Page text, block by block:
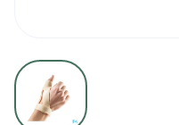
View larger image